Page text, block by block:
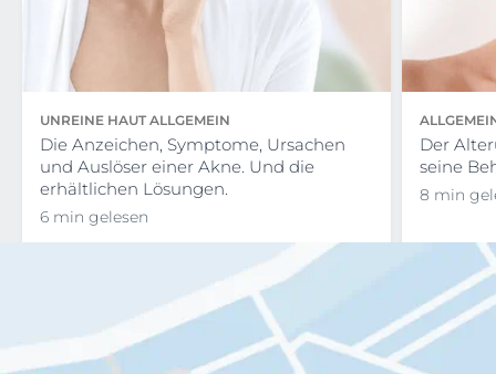
UNREINE HAUT ALLGEMEIN
Die Anzeichen, Symptome, Ursachen
und Auslöser einer Akne. Und die
erhältlichen Lösungen.
6 min gelesen
Der
seine
8 min